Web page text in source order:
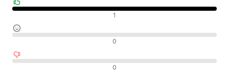
1
0
0